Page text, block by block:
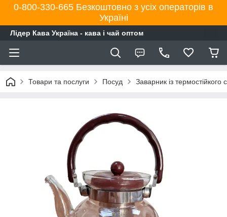
0-800-330-665 Безкоштовно з усіх операторів в
Україні
Лідер Кава Україна - кава і чай оптом
Товари та послуги Посуд Заварник із